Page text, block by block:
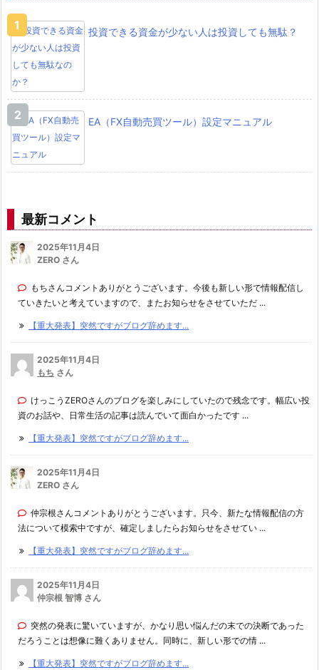
投資できる資金が少ない人は投資しても無駄？
EA（FX自動売買ツール）設定マニュアル
最新コメント
2025年11月4日
ZERO さん
もちさんコメントありがとうございます。今後も新しい形で情報配信し
ていきたいと考えていますので、またお知らせをさせていただ ...
【重大発表】突然ですがブログ辞めます...
2025年11月4日
もち さん
けっこうZEROさんのブログを楽しみにしていたので残念です。幅広い投
資のお話や、日常生活の記事は読んでいて面白かったです ...
【重大発表】突然ですがブログ辞めます...
2025年11月4日
ZERO さん
仲宗根さんコメントありがとうございます。只今、新たな情報配信の方
法について模索中ですが、確定しましたらお知らせをさせてい ...
【重大発表】突然ですがブログ辞めます...
2025年11月4日
仲宗根 智博 さん
突然の発表に驚いていますが、かなり思い悩んだの末での決断であった
だろうことは想像に難くありません。同時に、新しい形での情 ...
【重大発表】突然ですがブログ辞めます...